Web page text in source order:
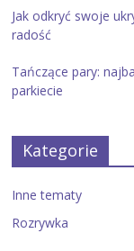
Jak odkryć swoje
radość
Tańczące pary:
parkiecie
Kategorie
Inne tematy
Rozrywka